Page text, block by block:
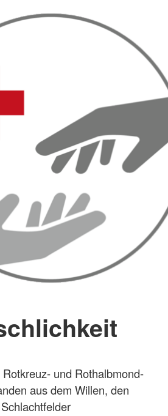
und Rothalbmond-
aus dem Willen, den